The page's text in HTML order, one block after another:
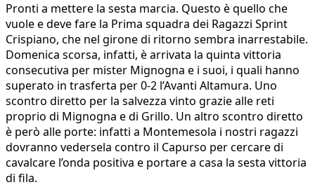
Pronti a mettere la sesta marcia. Questo è quello che
vuole e deve fare la Prima squadra dei Ragazzi Sprint
Crispiano, che nel girone di ritorno sembra inarrestabile.
Domenica scorsa, infatti, è arrivata la quinta vittoria
consecutiva per mister Mignogna e i suoi, i quali hanno
superato in trasferta per 0-2 l’Avanti Altamura. Uno
scontro diretto per la salvezza vinto grazie alle reti
proprio di Mignogna e di Grillo. Un altro scontro diretto
è però alle porte: infatti a Montemesola i nostri ragazzi
dovranno vedersela contro il Capurso per cercare di
cavalcare l’onda positiva e portare a casa la sesta vittoria
di fila.